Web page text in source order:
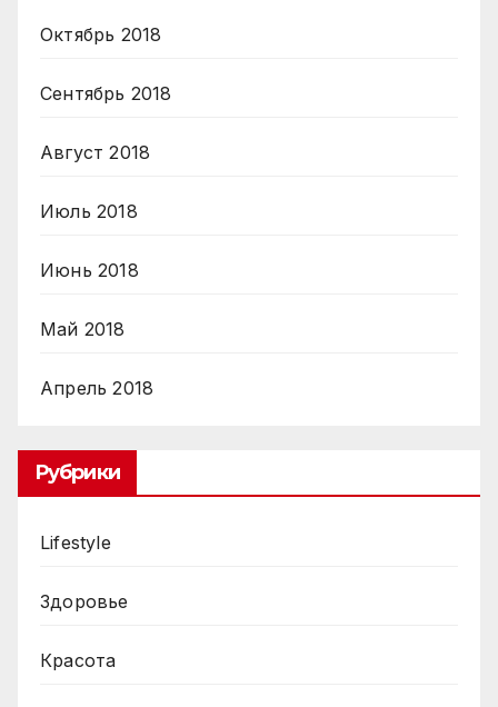
Октябрь 2018
Сентябрь 2018
Август 2018
Июль 2018
Июнь 2018
Май 2018
Апрель 2018
Рубрики
Lifestyle
Здоровье
Красота